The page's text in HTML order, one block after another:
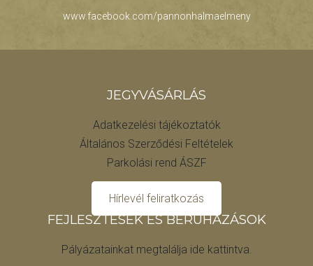
www.facebook.com/pannonhalmaelmeny
JEGYVÁSÁRLÁS
Adatkezelési tájékoztatók
Általános Szerződési Feltételek
Parkolási rend ÁSZF
Hírlevél feliratkozás
FEJLESZTÉSEK ÉS BERUHÁZÁSOK
Pályázatainkat megtalálja ide kattintva.